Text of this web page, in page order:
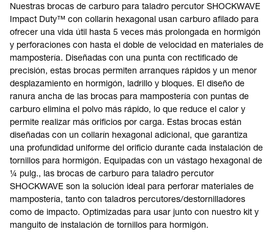
Nuestras brocas de carburo para taladro percutor SHOCKWAVE
Impact Duty™ con collarín hexagonal usan carburo afilado para
ofrecer una vida útil hasta 5 veces más prolongada en hormigón
y perforaciones con hasta el doble de velocidad en materiales de
mampostería. Diseñadas con una punta con rectificado de
precisión, estas brocas permiten arranques rápidos y un menor
desplazamiento en hormigón, ladrillo y bloques. El diseño de
ranura ancha de las brocas para mampostería con puntas de
carburo elimina el polvo más rápido, lo que reduce el calor y
permite realizar más orificios por carga. Estas brocas están
diseñadas con un collarín hexagonal adicional, que garantiza
una profundidad uniforme del orificio durante cada instalación de
tornillos para hormigón. Equipadas con un vástago hexagonal de
¼ pulg., las brocas de carburo para taladro percutor
SHOCKWAVE son la solución ideal para perforar materiales de
mampostería, tanto con taladros percutores/destornilladores
como de impacto. Optimizadas para usar junto con nuestro kit y
manguito de instalación de tornillos para hormigón.